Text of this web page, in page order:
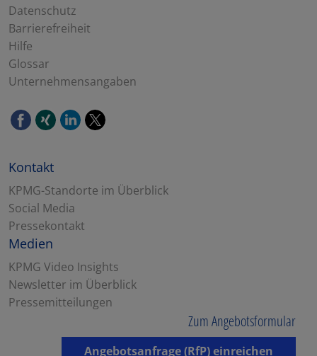
Datenschutz
Barrierefreiheit
Hilfe
Glossar
Unternehmensangaben
Kontakt
KPMG-Standorte im Überblick
Social Media
Pressekontakt
Medien
KPMG Video Insights
Newsletter im Überblick
Pressemitteilungen
Zum Angebotsformular
Angebotsanfrage (RfP) einreichen